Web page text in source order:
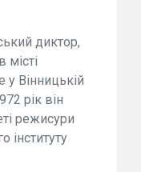
диктор,
місті
Вінницькій
рік він
режисури
інституту